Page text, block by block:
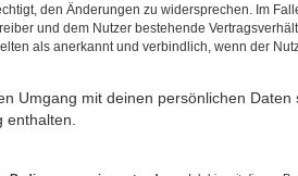
den Änderungen zu widersprechen. Im
und dem Nutzer bestehende
als anerkannt und verbindlich, wenn der
Umgang mit deinen persönlichen Daten
enthalten.